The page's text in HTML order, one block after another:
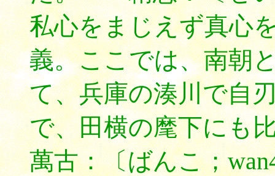
私心をまじえず真心
義。ここでは、南朝
て、兵庫の湊川で自
で、田横の麾下にも
萬古：〔ばんこ；